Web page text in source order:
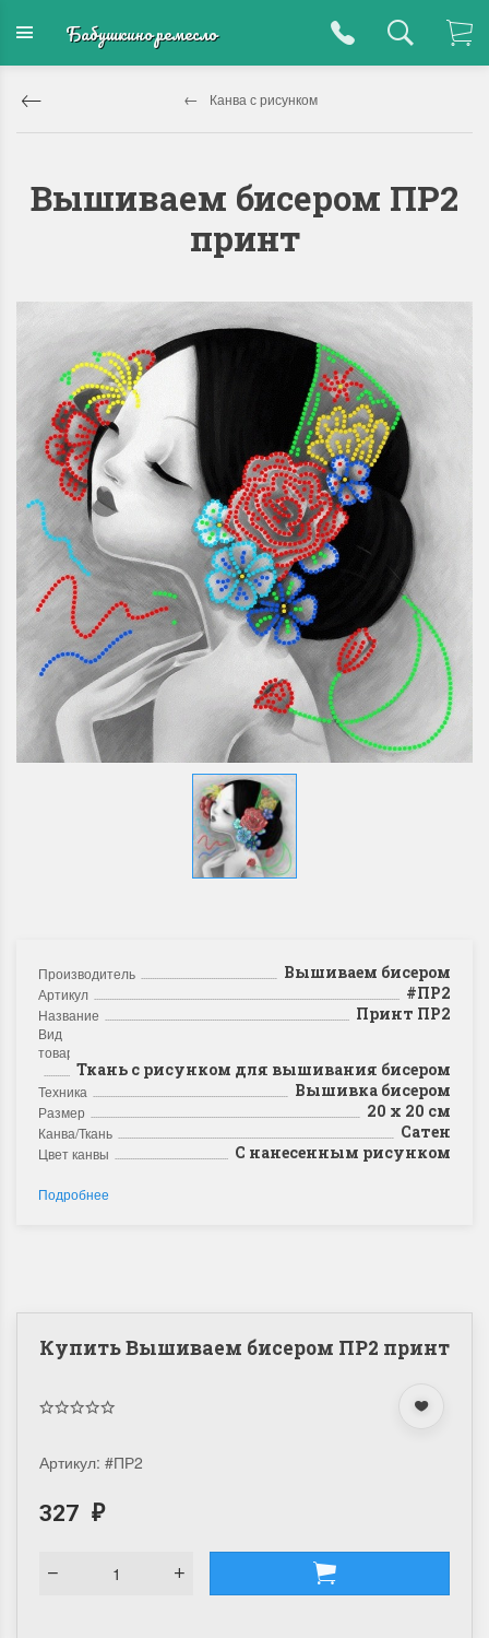
Бабушкино ремесло
Канва с рисунком
Вышиваем бисером ПР2
принт
Производитель Вышиваем бисером
Артикул #ПР2
Название Принт ПР2
Вид
товара
Ткань с рисунком для вышивания бисером
Техника Вышивка бисером
Размер 20 x 20 см
Канва/Ткань Сатен
Цвет канвы С нанесенным рисунком
Подробнее
Купить Вышиваем бисером ПР2 принт
Артикул: #ПР2
327 ₽